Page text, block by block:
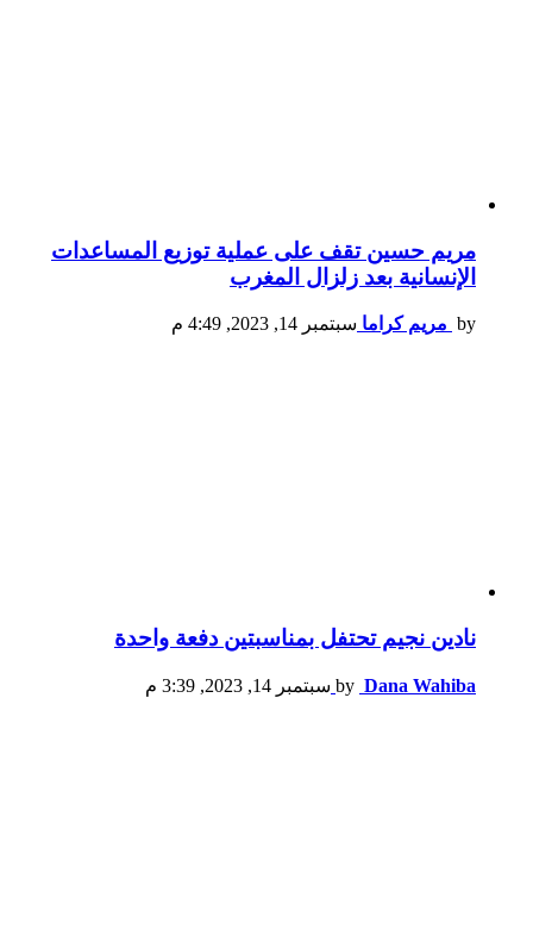
مريم حسين تقف على عملية توزيع المساعدات
الإنسانية بعد زلزال المغرب
by مريم كراما سبتمبر 14, 2023, 4:49 م
نادين نجيم تحتفل بمناسبتين دفعة واحدة
by Dana Wahiba سبتمبر 14, 2023, 3:39 م